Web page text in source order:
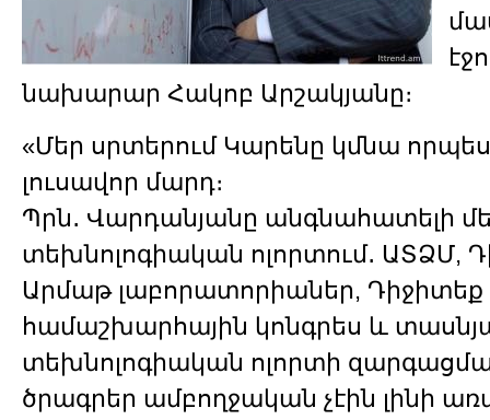
նախարար Հակոբ Արշակյանը։
«Մեր սրտերում Կարենը կմնա
լուսավոր մարդ։
Պրն․ Վարդանյանը անգնահատելի
տեխնոլոգիական ոլորտում․ ԱՏՁՄ,
Արմաթ լաբորատորիաներ, Դիջիտեք
համաշխարհային կոնգրես և
տեխնոլոգիական ոլորտի
ծրագրեր ամբողջական չէին լինի